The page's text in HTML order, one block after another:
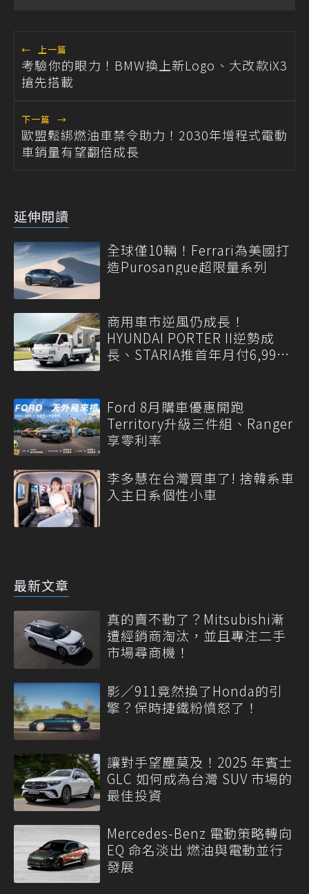
← 上一篇
考驗你的眼力！BMW換上新Logo、大改款iX3
搶先搭載
下一篇 →
歐盟鬆綁燃油車禁令助力！2030年增程式電動
車銷量有望翻倍成長
延伸閱讀
全球僅10輛！Ferrari為美國打
造Purosangue超限量系列
商用車市逆風仍成長！
HYUNDAI PORTER II逆勢成
長、STARIA推首年月付6,999
Ford 8月購車優惠開跑
Territory升級三件組、Ranger
享零利率
李多慧在台灣買車了! 捨韓系車
入主日系個性小車
最新文章
真的賣不動了？Mitsubishi漸
遭經銷商淘汰，並且專注二手
市場尋商機！
影／911竟然換了Honda的引
擎？保時捷鐵粉憤怒了！
讓對手望塵莫及！2025 年賓士
GLC 如何成為台灣 SUV 市場的
最佳投資
Mercedes-Benz 電動策略轉向
EQ 命名淡出 燃油與電動並行
發展